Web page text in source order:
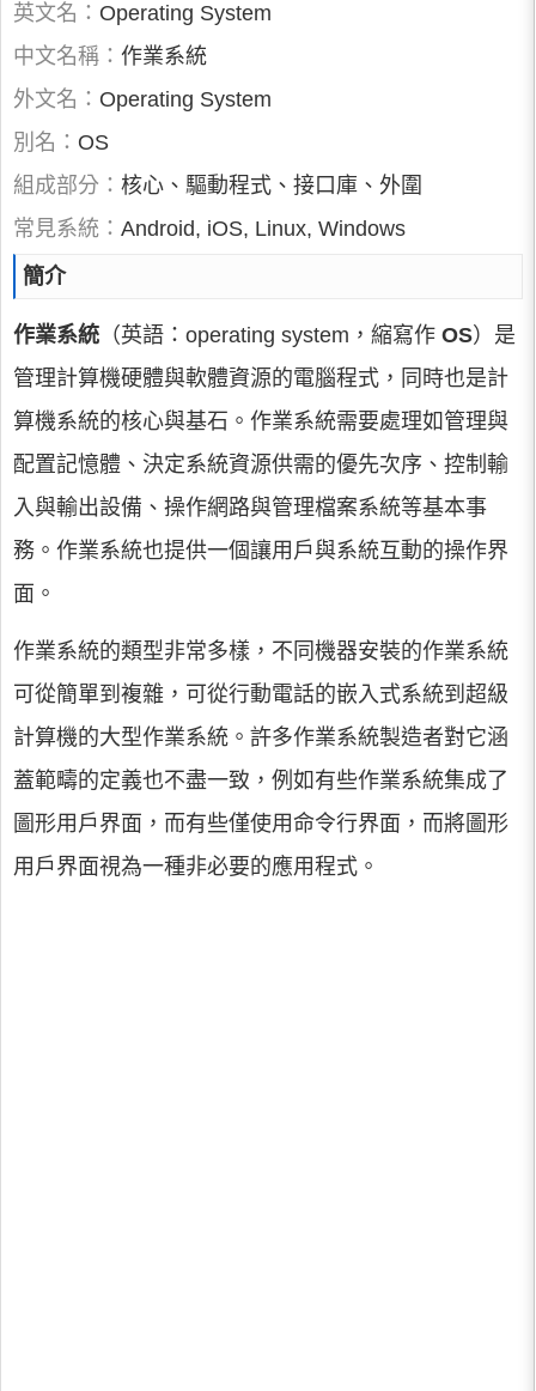
英文名： Operating System
中文名稱： 作業系統
外文名： Operating System
別名： OS
組成部分： 核心、驅動程式、接口庫、外圍
常見系統： Android, iOS, Linux, Windows
簡介
作業系統 （英語：operating system，縮寫作 OS）是
管理計算機硬體與軟體資源的電腦程式，同時也是計
算機系統的核心與基石。作業系統需要處理如管理與
配置記憶體、決定系統資源供需的優先次序、控制輸
入與輸出設備、操作網路與管理檔案系統等基本事
務。作業系統也提供一個讓用戶與系統互動的操作界
面。
作業系統的類型非常多樣，不同機器安裝的作業系統
可從簡單到複雜，可從行動電話的嵌入式系統到超級
計算機的大型作業系統。許多作業系統製造者對它涵
蓋範疇的定義也不盡一致，例如有些作業系統集成了
圖形用戶界面，而有些僅使用命令行界面，而將圖形
用戶界面視為一種非必要的應用程式。